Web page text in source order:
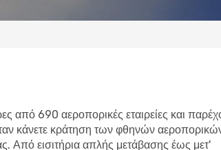
από 690 αεροπορικές εταιρείες και
κάνετε κράτηση των φθηνών
Από εισιτήρια απλής μετάβασης έως μετ'